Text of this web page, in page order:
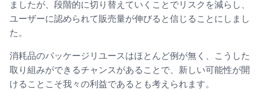
ましたが、段階的に切り替えていくことでリスクを減らし、
ユーザーに認められて販売量が伸びると信じることにしまし
た。
消耗品のパッケージリユースはほとんど例が無く、こうした
取り組みができるチャンスがあることで、新しい可能性が開
けることこそ我々の利益であるとも考えられます。